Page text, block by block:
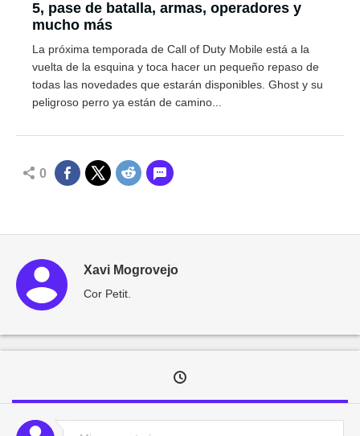
5, pase de batalla, armas, operadores y
mucho más
La próxima temporada de Call of Duty Mobile está a la
vuelta de la esquina y toca hacer un pequeño repaso de
todas las novedades que estarán disponibles. Ghost y su
peligroso perro ya están de camino...
0
Xavi Mogrovejo
Cor Petit.